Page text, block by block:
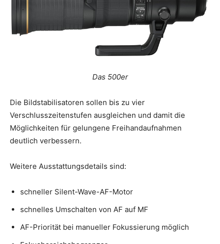
Das 500er
Die Bildstabilisatoren sollen bis zu vier
Verschlusszeitenstufen ausgleichen und damit die
Möglichkeiten für gelungene Freihandaufnahmen
deutlich verbessern.
Weitere Ausstattungsdetails sind:
schneller Silent-Wave-AF-Motor
schnelles Umschalten von AF auf MF
AF-Priorität bei manueller Fokussierung möglich